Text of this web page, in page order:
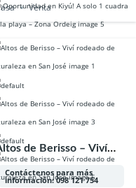
Venta
de Berisso – Viví
rodeado de naturaleza en
José
Contáctenos para más
información: 098 121 754